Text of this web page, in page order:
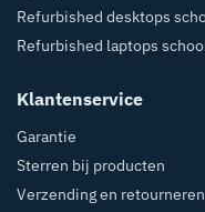
Refurbished desktops
Refurbished laptops
Klantenservice
Garantie
Sterren bij producten
Verzending en retourneren